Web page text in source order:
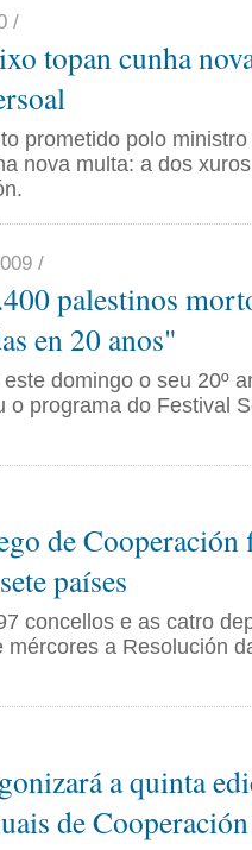
/
topan cunha
prometido polo
nova multa: a dos
/
palestinos
en 20 anos"
domingo o seu 20º
o programa do Festival
de Cooperación
países
concellos e as catro
a Resolución
a quinta
de Cooperación